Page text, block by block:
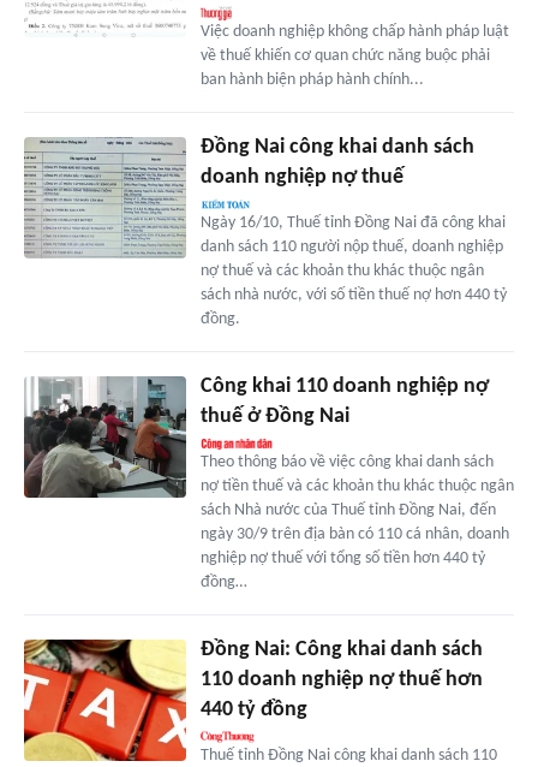
Việc doanh nghiệp không chấp hành pháp luật
về thuế khiến cơ quan chức năng buộc phải
ban hành biện pháp hành chính...
Đồng Nai công khai danh sách
doanh nghiệp nợ thuế
Ngày 16/10, Thuế tỉnh Đồng Nai đã công khai
danh sách 110 người nộp thuế, doanh nghiệp
nợ thuế và các khoản thu khác thuộc ngân
sách nhà nước, với số tiền thuế nợ hơn 440 tỷ
đồng.
Công khai 110 doanh nghiệp nợ
thuế ở Đồng Nai
Theo thông báo về việc công khai danh sách
nợ tiền thuế và các khoản thu khác thuộc ngân
sách Nhà nước của Thuế tỉnh Đồng Nai, đến
ngày 30/9 trên địa bàn có 110 cá nhân, doanh
nghiệp nợ thuế với tổng số tiền hơn 440 tỷ
đồng…
Đồng Nai: Công khai danh sách
110 doanh nghiệp nợ thuế hơn
440 tỷ đồng
Thuế tỉnh Đồng Nai công khai danh sách 110